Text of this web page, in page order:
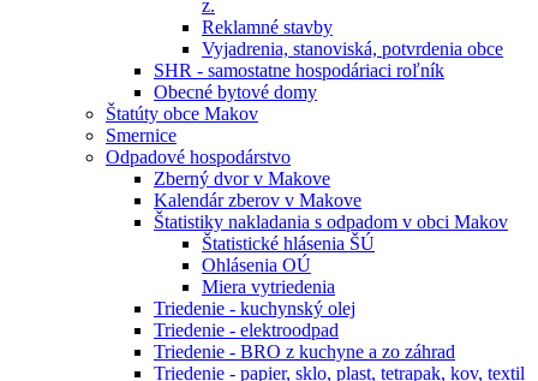
z.
Reklamné stavby
Vyjadrenia, stanoviská, potvrdenia obce
SHR - samostatne hospodáriaci roľník
Obecné bytové domy
Štatúty obce Makov
Smernice
Odpadové hospodárstvo
Zberný dvor v Makove
Kalendár zberov v Makove
Štatistiky nakladania s odpadom v obci Makov
Štatistické hlásenia ŠÚ
Ohlásenia OÚ
Miera vytriedenia
Triedenie - kuchynský olej
Triedenie - elektroodpad
Triedenie - BRO z kuchyne a zo záhrad
Triedenie - papier, sklo, plast, tetrapak, kov, textil